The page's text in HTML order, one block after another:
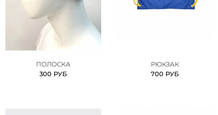
ПОЛОСКА
300 РУБ
РЮКЗАК
700 РУБ